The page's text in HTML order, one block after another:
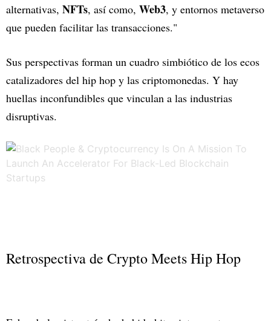
alternativas, NFTs, así como, Web3, y entornos metaverso
que pueden facilitar las transacciones."
Sus perspectivas forman un cuadro simbiótico de los ecos
catalizadores del hip hop y las criptomonedas. Y hay
huellas inconfundibles que vinculan a las industrias
disruptivas.
Retrospectiva de Crypto Meets Hip Hop